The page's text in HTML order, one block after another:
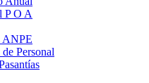
P O A
ANPE
Personal